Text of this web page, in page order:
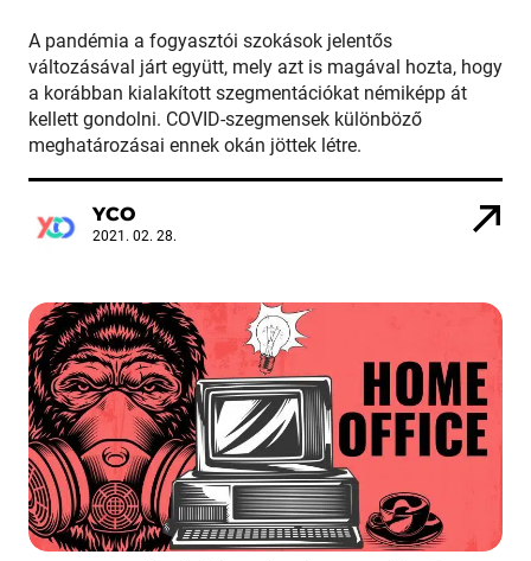
A pandémia a fogyasztói szokások jelentős
változásával járt együtt, mely azt is magával hozta, hogy
a korábban kialakított szegmentációkat némiképp át
kellett gondolni. COVID-szegmensek különböző
meghatározásai ennek okán jöttek létre.
YCO
2021. 02. 28.